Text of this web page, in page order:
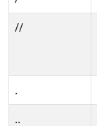
//
.
..